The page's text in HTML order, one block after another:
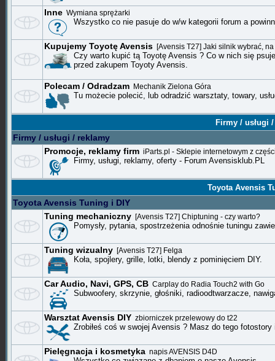
Inne Wymiana sprężarki
Wszystko co nie pasuje do w/w kategorii forum a
Kupujemy Toyotę Avensis [Avensis T27] Jaki silnik wybrać,
Czy warto kupić tą Toyotę Avensis ? Co w nich się
przed zakupem Toyoty Avensis.
Polecam / Odradzam Mechanik Zielona Góra
Tu możecie polecić, lub odradzić warsztaty, towary,
Firmy / usługi
Firmy / usługi / reklamy
Promocje, reklamy firm iParts.pl - Sklepie internetowym z
Firmy, usługi, reklamy, oferty - Forum Avensisklub.PL
Toyota Avensis
Toyota Avensis Tuning i DIY
Tuning mechaniczny [Avensis T27] Chiptuning - czy warto?
Pomysły, pytania, spostrzeżenia odnośnie tuningu
Tuning wizualny [Avensis T27] Felga
Koła, spojlery, grille, lotki, blendy z pominięciem DIY.
Car Audio, Navi, GPS, CB Carplay do Radia Touch2 with Go
Subwoofery, skrzynie, głośniki, radioodtwarzacze,
Warsztat Avensis DIY zbiorniczek przelewowy do t22
Zrobiłeś coś w swojej Avensis ? Masz do tego
Pielęgnacja i kosmetyka napis AVENSIS D4D